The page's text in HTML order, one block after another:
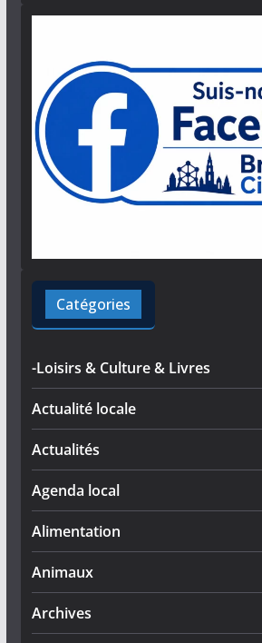
Catégories
-Loisirs & Culture & Livres
Actualité locale
Actualités
Agenda local
Alimentation
Animaux
Archives